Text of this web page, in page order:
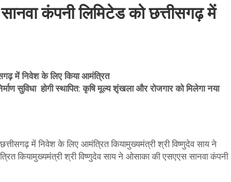
कंपनी लिमिटेड को छत्तीसगढ़ में
में निवेश के लिए किया आमंत्रित
सुविधा होगी स्थापित: कृषि मूल्य शृंखला और रोजगार को मिलेगा नया
में निवेश के लिए आमंत्रित कियामुख्यमंत्री श्री विष्णुदेव साय ने
कियामुख्यमंत्री श्री विष्णुदेव साय ने ओसाका की एसएएस सानवा कंपनी